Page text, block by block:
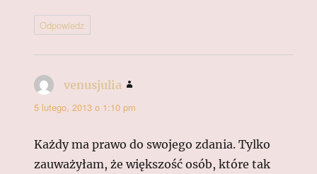
Odpowiedz
venusjulia
5 lutego, 2013 o 1:10 pm
Każdy ma prawo do swojego zdania. Tylko
zauważyłam, że większość osób, które tak